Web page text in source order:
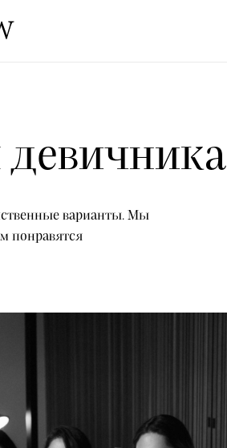
варианты. Мы
понравятся